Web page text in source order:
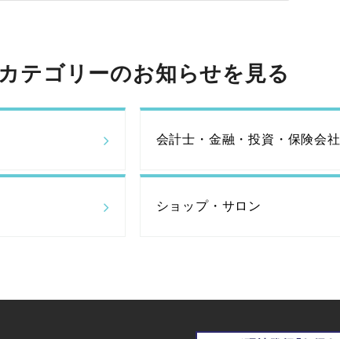
テゴリーのお知らせを見る
会計士・金融・投資・保険会社
ショップ・サロン